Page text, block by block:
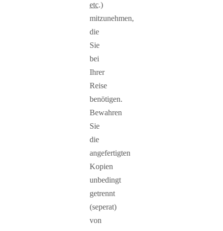
etc.)
mitzunehmen,
die
Sie
bei
Ihrer
Reise
benötigen.
Bewahren
Sie
die
angefertigten
Kopien
unbedingt
getrennt
(seperat)
von